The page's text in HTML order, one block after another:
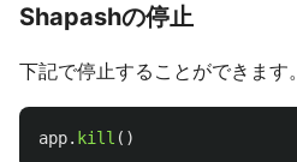
Shapashの停止
下記で停止することができます。
app. kill ()